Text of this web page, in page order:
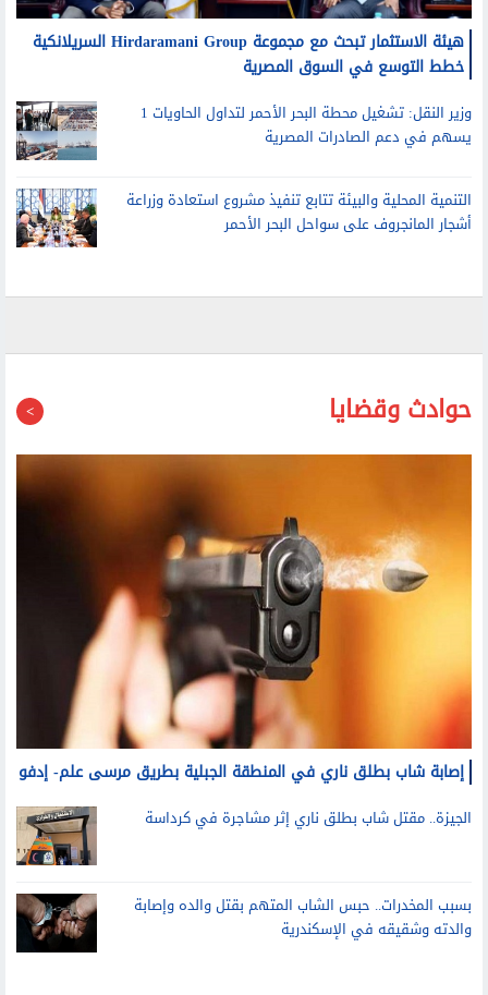
هيئة الاستثمار تبحث مع مجموعة Hirdaramani Group السريلانكية
خطط التوسع في السوق المصرية
يسهم في دعم الصادرات المصرية
التنمية المحلية والبيئة تتابع تنفيذ مشروع استعادة وزراعة
أشجار المانجروف على سواحل البحر الأحمر
حوادث وقضايا
إصابة شاب بطلق ناري في المنطقة الجبلية بطريق مرسى علم- إدفو
الجيزة.. مقتل شاب بطلق ناري إثر مشاجرة في كرداسة
بسبب المخدرات.. حبس الشاب المتهم بقتل والده وإصابة
والدته وشقيقه في الإسكندرية